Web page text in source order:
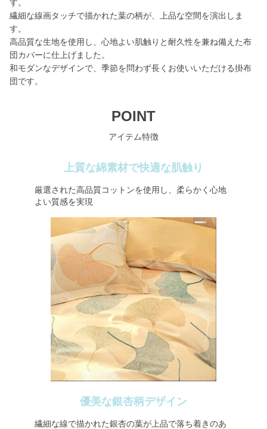
す。
繊細な線画タッチで描かれた葉の柄が、上品な空間を演出しま
す。
高品質な生地を使用し、心地よい肌触りと耐久性を兼ね備えた布
団カバーに仕上げました。
和モダンなデザインで、季節を問わず長くお使いいただける掛布
団です。
POINT
アイテム特徴
上質な綿素材で快適な肌触り
厳選された高品質コットンを使用し、柔らかく心地
よい質感を実現
優美な銀杏柄デザイン
繊細な線で描かれた銀杏の葉が上品で落ち着きのあ